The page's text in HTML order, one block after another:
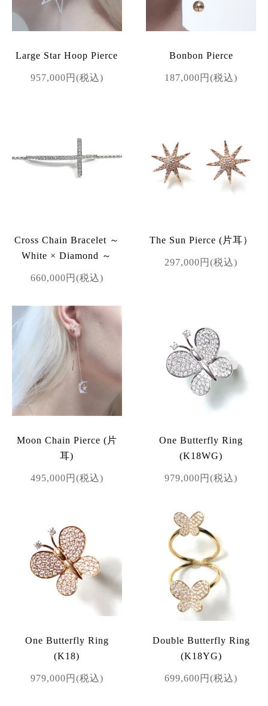
Large Star Hoop Pierce
957,000円(税込)
Bonbon Pierce
187,000円(税込)
Cross Chain Bracelet ～
White × Diamond ～
660,000円(税込)
The Sun Pierce (片耳）
297,000円(税込)
Moon Chain Pierce (片
耳)
495,000円(税込)
One Butterfly Ring
(K18WG)
979,000円(税込)
One Butterfly Ring
(K18)
979,000円(税込)
Double Butterfly Ring
(K18YG)
699,600円(税込)